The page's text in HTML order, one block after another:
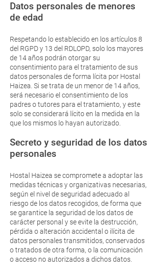
Datos personales de menores
de edad
Respetando lo establecido en los artículos 8
del RGPD y 13 del RDLOPD, solo los mayores
de 14 años podrán otorgar su
consentimiento para el tratamiento de sus
datos personales de forma lícita por Hostal
Haizea. Si se trata de un menor de 14 años,
será necesario el consentimiento de los
padres o tutores para el tratamiento, y este
solo se considerará lícito en la medida en la
que los mismos lo hayan autorizado.
Secreto y seguridad de los datos
personales
Hostal Haizea se compromete a adoptar las
medidas técnicas y organizativas necesarias,
según el nivel de seguridad adecuado al
riesgo de los datos recogidos, de forma que
se garantice la seguridad de los datos de
carácter personal y se evite la destrucción,
pérdida o alteración accidental o ilícita de
datos personales transmitidos, conservados
o tratados de otra forma, o la comunicación
o acceso no autorizados a dichos datos.